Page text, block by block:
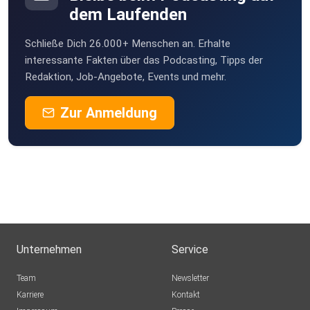
dem Laufenden
Schließe Dich 26.000+ Menschen an. Erhalte
interessante Fakten über das Podcasting, Tipps der
Redaktion, Job-Angebote, Events und mehr.
Zur Anmeldung
Unternehmen
Team
Karriere
Service
Newsletter
Kontakt